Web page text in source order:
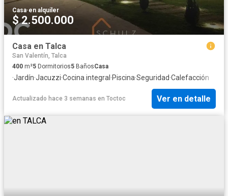
Casa·en alquiler
$ 2.500.000
Casa en Talca
San Valentín, Talca
400 m²5 Dormitorios5 BañosCasa
·Jardín·Jacuzzi·Cocina integral ·Piscina·Seguridad·Calefacción
Actualizado hace 3 semanas en Toctoc Ver en detalle